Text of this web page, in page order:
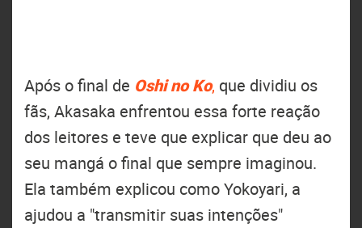
Após o final de Oshi no Ko, que dividiu os
fãs, Akasaka enfrentou essa forte reação
dos leitores e teve que explicar que deu ao
seu mangá o final que sempre imaginou.
Ela também explicou como Yokoyari, a
ajudou a "transmitir suas intenções"